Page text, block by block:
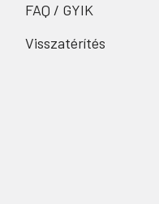
FAQ / GYIK
Visszatérítés